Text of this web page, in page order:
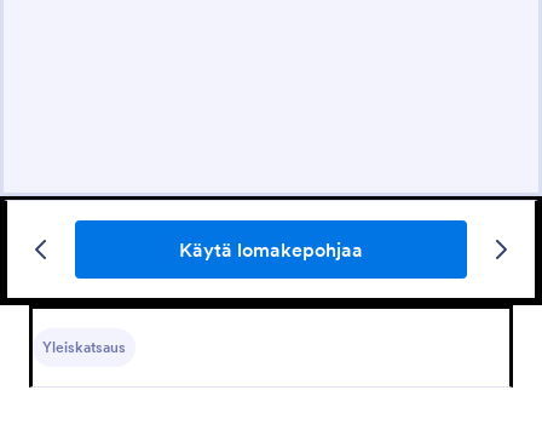
Käytä lomakepohjaa
Yleiskatsaus